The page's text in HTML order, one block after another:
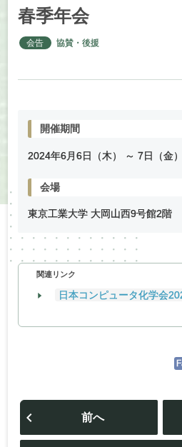
春季年会
会告 協賛・後援
開催期間
2024年6月6日（木） ～ 7日（金）
会場
東京工業大学 大岡山西9号館2階
関連リンク
日本コンピュータ化学会
投
ビ
前へ